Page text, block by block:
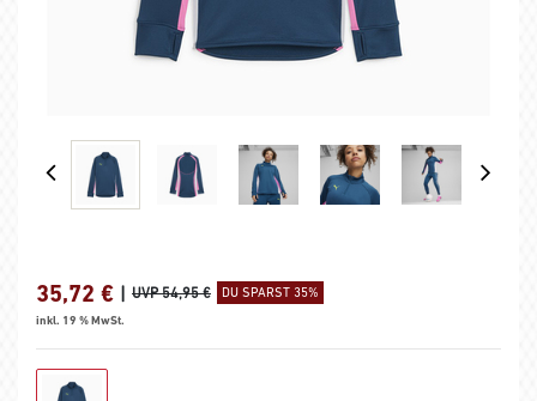
35,72 € | UVP 54,95 € DU SPARST 35%
inkl. 19 % MwSt.